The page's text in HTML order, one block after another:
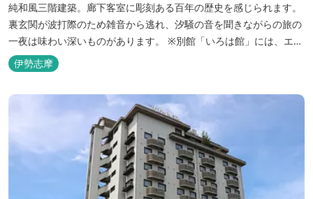
純和風三階建築。廊下客室に彫刻ある百年の歴史を感じられます。
裏玄関が波打際のため雑音から逃れ、汐騒の音を聞きながらの旅の
一夜は味わい深いものがあります。 ※別館「いろは館」には、エイ
リアンやプレデターのリアルな模型があり、初めて見た方はビック
リしますよ。
伊勢志摩